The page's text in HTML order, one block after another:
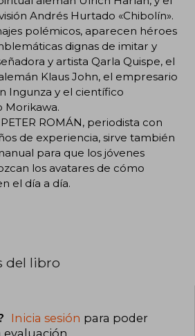
Andrés Hurtado «Chibolín».
polémicos, aparecen héroes
dignas de imitar y
y artista Qarla Quispe, el
Klaus John, el empresario
Ingunza y el científico
Morikawa.
ROMÁN, periodista con
de experiencia, sirve también
para que los jóvenes
los avatares de cómo
el día a día.
del libro
Inicia sesión para poder